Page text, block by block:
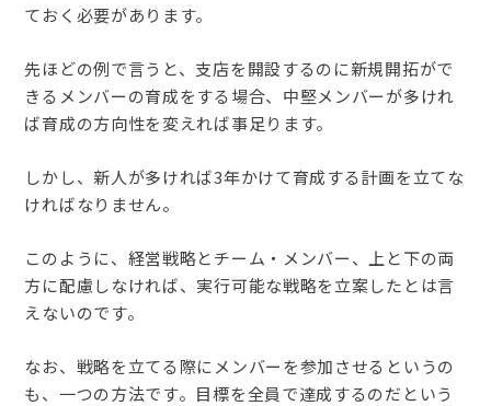
ておく必要があります。
先ほどの例で言うと、支店を開設するのに新規開拓がで
きるメンバーの育成をする場合、中堅メンバーが多けれ
ば育成の方向性を変えれば事足ります。
しかし、新人が多ければ3年かけて育成する計画を立てな
ければなりません。
このように、経営戦略とチーム・メンバー、上と下の両
方に配慮しなければ、実行可能な戦略を立案したとは言
えないのです。
なお、戦略を立てる際にメンバーを参加させるというの
も、一つの方法です。目標を全員で達成するのだという